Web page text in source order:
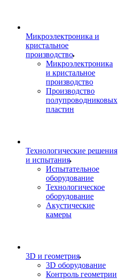
Микроэлектроника и
кристальное
производство
Микроэлектроника
и кристальное
производство
Производство
полупроводниковых
пластин
Технологические решения
и испытания
Испытательное
оборудование
Технологическое
оборудование
Акустические
камеры
3D и геометрия
3D оборудование
Контроль геометрии